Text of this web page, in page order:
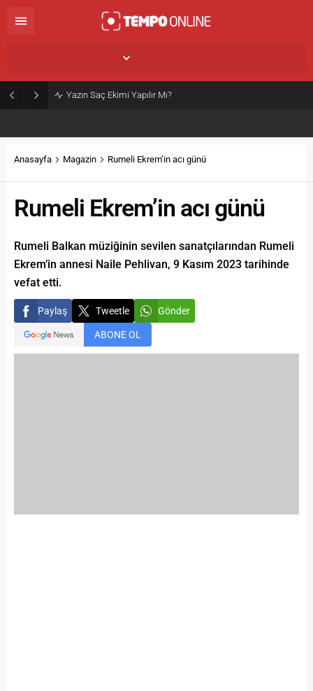
Yazın Saç Ekimi Yapılır Mı?
Anasayfa Magazin Rumeli Ekrem’in acı günü
Rumeli Ekrem’in acı günü
Rumeli Balkan müziğinin sevilen sanatçılarından Rumeli
Ekrem’in annesi Naile Pehlivan, 9 Kasım 2023 tarihinde
vefat etti.
Paylaş Tweetle Gönder
ABONE OL